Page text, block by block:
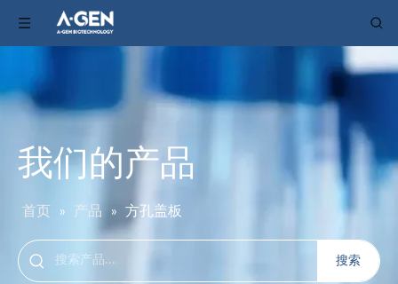
我们的产品
首页 » 产品 » 方孔盖板
搜索